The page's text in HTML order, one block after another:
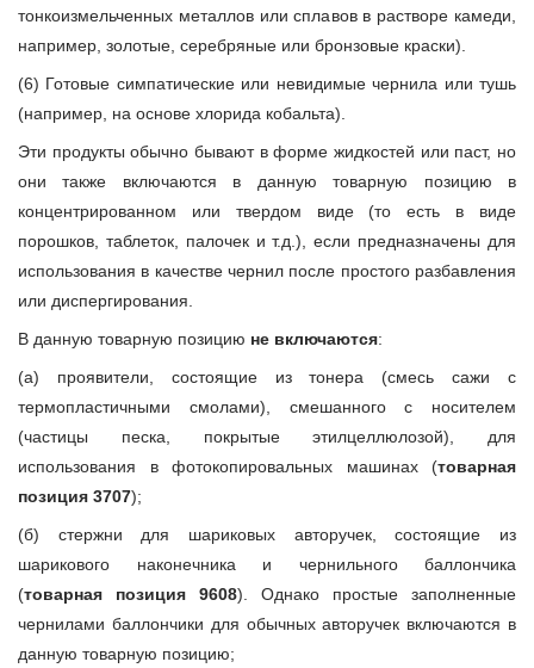
тонкоизмельченных металлов или сплавов в растворе камеди,
например, золотые, серебряные или бронзовые краски).
(6) Готовые симпатические или невидимые чернила или тушь
(например, на основе хлорида кобальта).
Эти продукты обычно бывают в форме жидкостей или паст, но
они также включаются в данную товарную позицию в
концентрированном или твердом виде (то есть в виде
порошков, таблеток, палочек и т.д.), если предназначены для
использования в качестве чернил после простого разбавления
или диспергирования.
В данную товарную позицию не включаются:
(а) проявители, состоящие из тонера (смесь сажи с
термопластичными смолами), смешанного с носителем
(частицы песка, покрытые этилцеллюлозой), для
использования в фотокопировальных машинах (товарная
позиция 3707);
(б) стержни для шариковых авторучек, состоящие из
шарикового наконечника и чернильного баллончика
(товарная позиция 9608). Однако простые заполненные
чернилами баллончики для обычных авторучек включаются в
данную товарную позицию;